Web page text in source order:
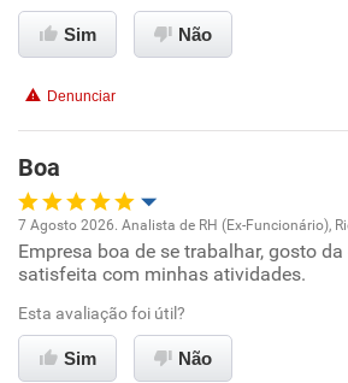
Benefícios
Não recomenda esta empresa
Não recomenda a diretoria
Sim Não
Denunciar
Boa
Oportunidade de promoção
Ambiente de trabalho
Conciliação com a vida familiar
7 Agosto 2026. Analista de RH (Ex-Funcionário),
Empresa boa de se trabalhar, gosto
satisfeita com minhas atividades.
Esta avaliação foi útil?
Sim Não